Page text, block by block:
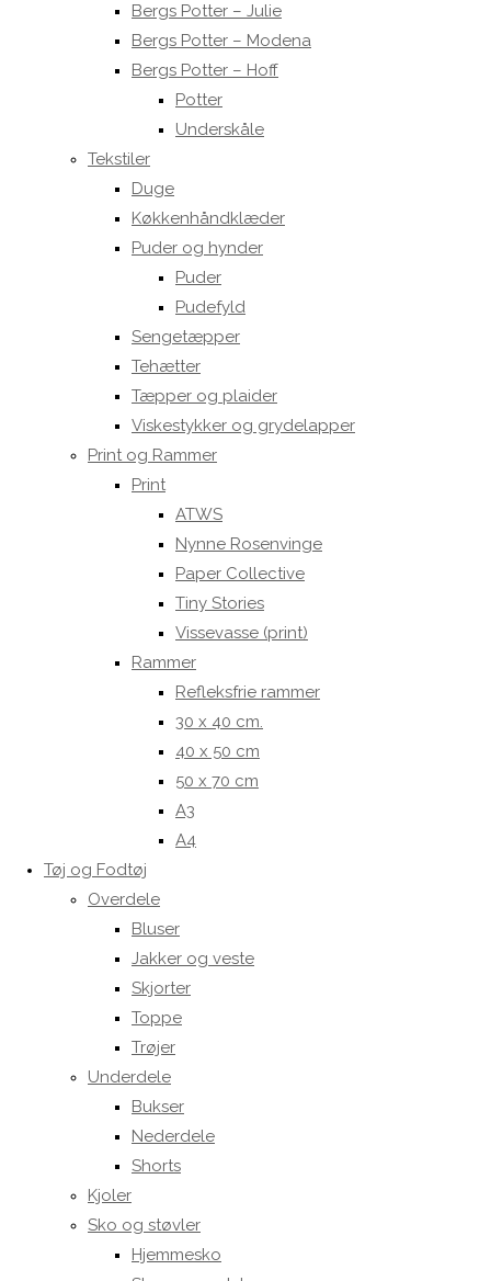
Bergs Potter – Julie
Bergs Potter – Modena
Bergs Potter – Hoff
Potter
Underskåle
Tekstiler
Duge
Køkkenhåndklæder
Puder og hynder
Puder
Pudefyld
Sengetæpper
Tehætter
Tæpper og plaider
Viskestykker og grydelapper
Print og Rammer
Print
ATWS
Nynne Rosenvinge
Paper Collective
Tiny Stories
Vissevasse (print)
Rammer
Refleksfrie rammer
30 x 40 cm.
40 x 50 cm
50 x 70 cm
A3
A4
Tøj og Fodtøj
Overdele
Bluser
Jakker og veste
Skjorter
Toppe
Trøjer
Underdele
Bukser
Nederdele
Shorts
Kjoler
Sko og støvler
Hjemmesko